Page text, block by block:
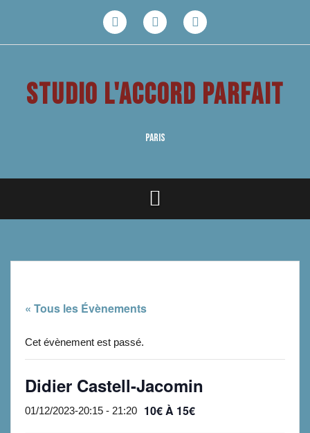
STUDIO L'ACCORD PARFAIT
PARIS
« Tous les Évènements
Cet évènement est passé.
Didier Castell-Jacomin
01/12/2023-20:15 - 21:20 10€ À 15€